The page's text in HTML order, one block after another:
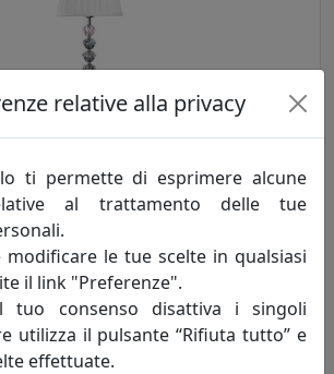
FENICOTTERO IN CRISTALLO PC.,
relative alla privacy
ti permette di esprimere alcune
al trattamento delle tue
modificare le tue scelte in qualsiasi
il link "Preferenze".
tuo consenso disattiva i singoli
utilizza il pulsante “Rifiuta tutto” e
effettuate.